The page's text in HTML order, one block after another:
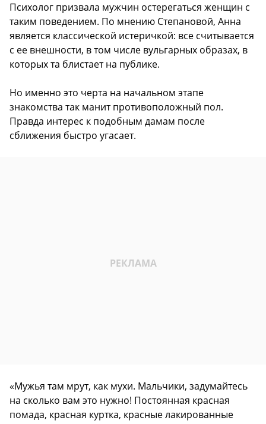
Психолог призвала мужчин остерегаться женщин с
таким поведением. По мнению Степановой, Анна
является классической истеричкой: все считывается
с ее внешности, в том числе вульгарных образах, в
которых та блистает на публике.
Но именно это черта на начальном этапе
знакомства так манит противоположный пол.
Правда интерес к подобным дамам после
сближения быстро угасает.
«Мужья там мрут, как мухи. Мальчики, задумайтесь
на сколько вам это нужно! Постоянная красная
помада, красная куртка, красные лакированные